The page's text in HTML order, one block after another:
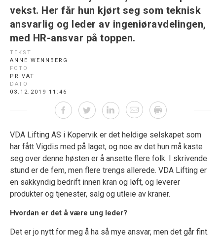
vekst. Her får hun kjørt seg som teknisk
ansvarlig og leder av ingeniøravdelingen,
med HR-ansvar på toppen.
TEKST
ANNE WENNBERG
FOTO
PRIVAT
DATO
03.12.2019 11:46
VDA Lifting AS i Kopervik er det heldige selskapet som
har fått Vigdis med på laget, og noe av det hun må kaste
seg over denne høsten er å ansette flere folk. I skrivende
stund er de fem, men flere trengs allerede. VDA Lifting er
en sakkyndig bedrift innen kran og løft, og leverer
produkter og tjenester, salg og utleie av kraner.
Hvordan er det å være ung leder?
Det er jo nytt for meg å ha så mye ansvar, men det går fint.